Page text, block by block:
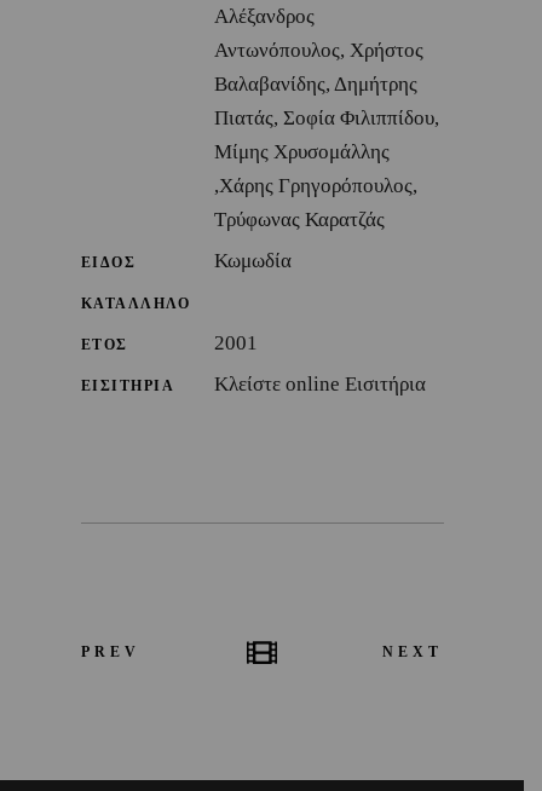
Αλέξανδρος
Αντωνόπουλος, Χρήστος
Βαλαβανίδης, Δημήτρης
Πιατάς, Σοφία Φιλιππίδου,
Μίμης Χρυσομάλλης
,Χάρης Γρηγορόπουλος,
Τρύφωνας Καρατζάς
ΕΙΔΟΣ Κωμωδία
ΚΑΤΑΛΛΗΛΟ
ΕΤΟΣ 2001
ΕΙΣΙΤΗΡΙΑ Κλείστε online Εισιτήρια
PREV NEXT